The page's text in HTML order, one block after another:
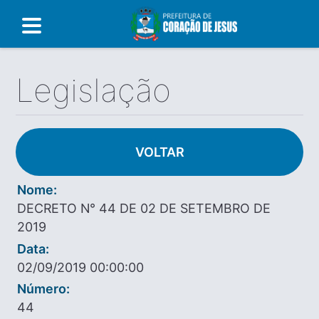
Legislação
VOLTAR
Nome:
DECRETO N° 44 DE 02 DE SETEMBRO DE
2019
Data:
02/09/2019 00:00:00
Número:
44